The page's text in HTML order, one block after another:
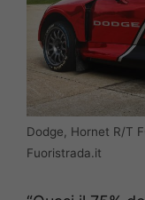
Dodge, Hornet R/T
Fuoristrada.it